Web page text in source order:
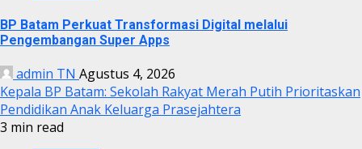
BP Batam Perkuat Transformasi Digital melalui
Pengembangan Super Apps
admin TN Agustus 4, 2026
Kepala BP Batam: Sekolah Rakyat Merah Putih Prioritaskan
Pendidikan Anak Keluarga Prasejahtera
3 min read